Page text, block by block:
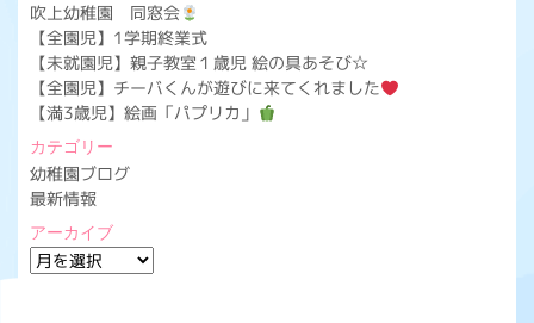
吹上幼稚園 同窓会
【全園児】1学期終業式
【未就園児】親子教室１歳児 絵の具あそび☆
【全園児】チーバくんが遊びに来てくれました
【満3歳児】絵画「パプリカ」
カテゴリー
幼稚園ブログ
最新情報
アーカイブ
ア